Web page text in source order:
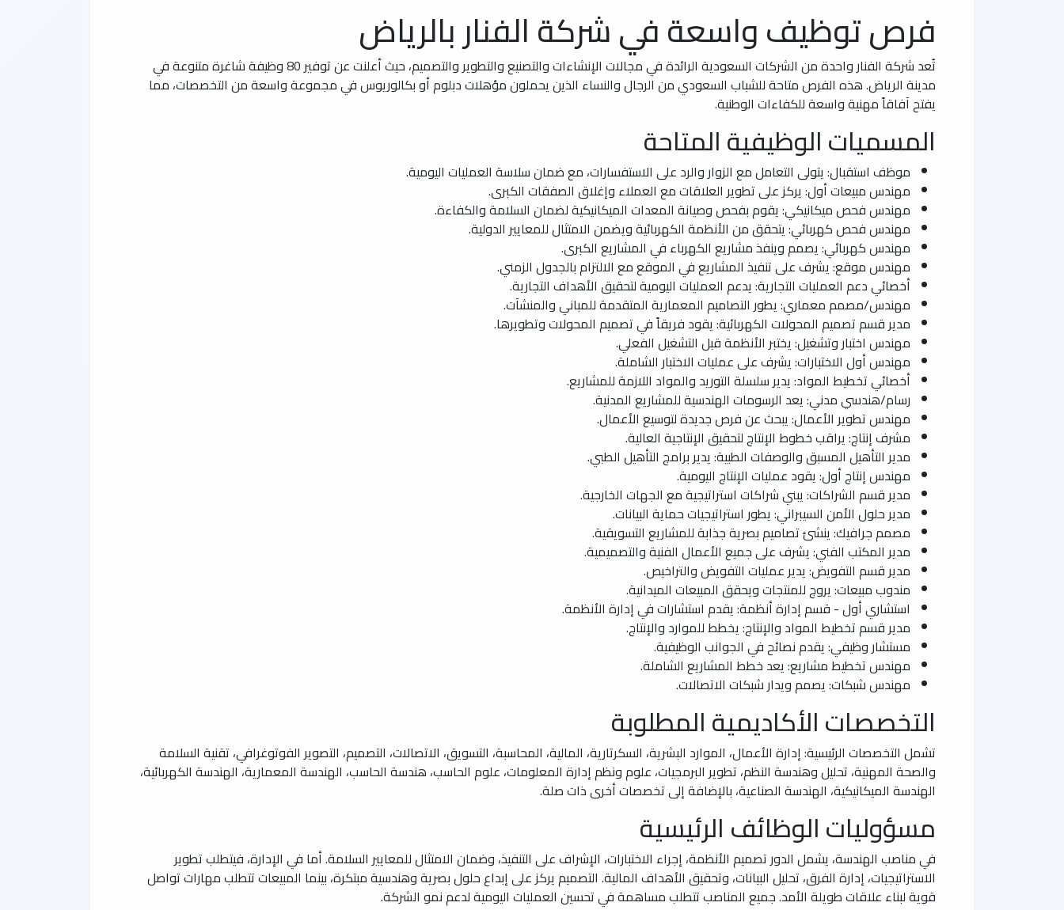
فرص توظيف واسعة في شركة الفنار بالرياض
تُعد شركة الفنار واحدة من الشركات السعودية الرائدة في مجالات الإنشاءات والتصنيع والتطوير والتصميم، حيث أعلنت عن توفير 80 وظيفة شاغرة متنوعة في
مدينة الرياض. هذه الفرص متاحة للشباب السعودي من الرجال والنساء الذين يحملون مؤهلات دبلوم أو بكالوريوس في مجموعة واسعة من التخصصات، مما
يفتح آفاقاً مهنية واسعة للكفاءات الوطنية.
المسميات الوظيفية المتاحة
موظف استقبال: يتولى التعامل مع الزوار والرد على الاستفسارات، مع ضمان سلاسة العمليات اليومية.
مهندس مبيعات أول: يركز على تطوير العلاقات مع العملاء وإغلاق الصفقات الكبرى.
مهندس فحص ميكانيكي: يقوم بفحص وصيانة المعدات الميكانيكية لضمان السلامة والكفاءة.
مهندس فحص كهربائي: يتحقق من الأنظمة الكهربائية ويضمن الامتثال للمعايير الدولية.
مهندس كهربائي: يصمم وينفذ مشاريع الكهرباء في المشاريع الكبرى.
مهندس موقع: يشرف على تنفيذ المشاريع في الموقع مع الالتزام بالجدول الزمني.
أخصائي دعم العمليات التجارية: يدعم العمليات اليومية لتحقيق الأهداف التجارية.
مهندس/مصمم معماري: يطور التصاميم المعمارية المتقدمة للمباني والمنشآت.
مدير قسم تصميم المحولات الكهربائية: يقود فريقاً في تصميم المحولات وتطويرها.
مهندس اختبار وتشغيل: يختبر الأنظمة قبل التشغيل الفعلي.
مهندس أول الاختبارات: يشرف على عمليات الاختبار الشاملة.
أخصائي تخطيط المواد: يدير سلسلة التوريد والمواد اللازمة للمشاريع.
رسام/هندسي مدني: يعد الرسومات الهندسية للمشاريع المدنية.
مهندس تطوير الأعمال: يبحث عن فرص جديدة لتوسيع الأعمال.
مشرف إنتاج: يراقب خطوط الإنتاج لتحقيق الإنتاجية العالية.
مدير التأهيل المسبق والوصفات الطبية: يدير برامج التأهيل الطبي.
مهندس إنتاج أول: يقود عمليات الإنتاج اليومية.
مدير قسم الشراكات: يبني شراكات استراتيجية مع الجهات الخارجية.
مدير حلول الأمن السيبراني: يطور استراتيجيات حماية البيانات.
مصمم جرافيك: ينشئ تصاميم بصرية جذابة للمشاريع التسويقية.
مدير المكتب الفني: يشرف على جميع الأعمال الفنية والتصميمية.
مدير قسم التفويض: يدير عمليات التفويض والتراخيص.
مندوب مبيعات: يروج للمنتجات ويحقق المبيعات الميدانية.
استشاري أول - قسم إدارة أنظمة: يقدم استشارات في إدارة الأنظمة.
مدير قسم تخطيط المواد والإنتاج: يخطط للموارد والإنتاج.
مستشار وظيفي: يقدم نصائح في الجوانب الوظيفية.
مهندس تخطيط مشاريع: يعد خطط المشاريع الشاملة.
مهندس شبكات: يصمم ويدار شبكات الاتصالات.
التخصصات الأكاديمية المطلوبة
تشمل التخصصات الرئيسية: إدارة الأعمال، الموارد البشرية، السكرتارية، المالية، المحاسبة، التسويق، الاتصالات، التصميم، التصوير الفوتوغرافي، تقنية السلامة
والصحة المهنية، تحليل وهندسة النظم، تطوير البرمجيات، علوم ونظم إدارة المعلومات، علوم الحاسب، هندسة الحاسب، الهندسة المعمارية، الهندسة الكهربائية،
الهندسة الميكانيكية، الهندسة الصناعية، بالإضافة إلى تخصصات أخرى ذات صلة.
مسؤوليات الوظائف الرئيسية
في مناصب الهندسة، يشمل الدور تصميم الأنظمة، إجراء الاختبارات، الإشراف على التنفيذ، وضمان الامتثال للمعايير السلامة. أما في الإدارة، فيتطلب تطوير
الاستراتيجيات، إدارة الفرق، تحليل البيانات، وتحقيق الأهداف المالية. التصميم يركز على إبداع حلول بصرية وهندسية مبتكرة، بينما المبيعات تتطلب مهارات تواصل
قوية لبناء علاقات طويلة الأمد. جميع المناصب تتطلب مساهمة في تحسين العمليات اليومية لدعم نمو الشركة.